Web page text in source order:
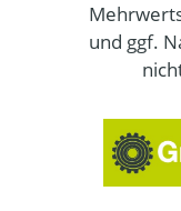
und ggf.